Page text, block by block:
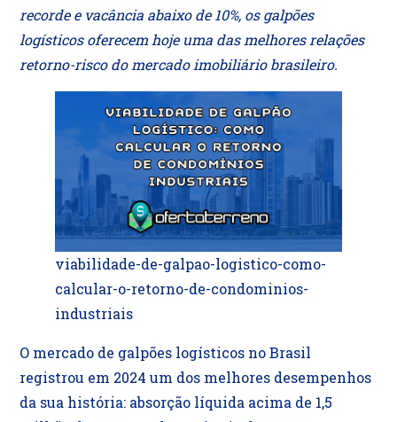
recorde e vacância abaixo de 10%, os galpões
logísticos oferecem hoje uma das melhores relações
retorno-risco do mercado imobiliário brasileiro.
viabilidade-de-galpao-logistico-como-
calcular-o-retorno-de-condominios-
industriais
O mercado de galpões logísticos no Brasil
registrou em 2024 um dos melhores desempenhos
da sua história: absorção líquida acima de 1,5